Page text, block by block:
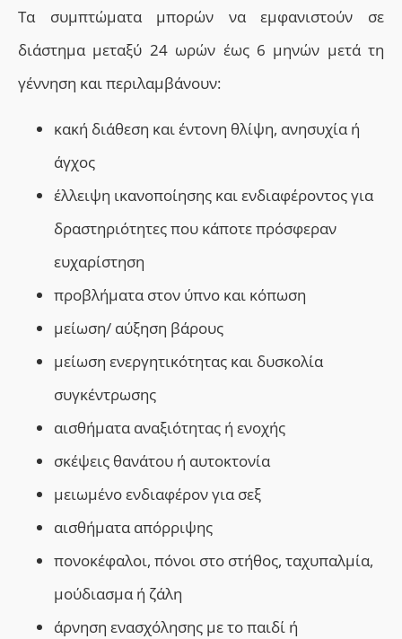
Τα συμπτώματα μπορών να εμφανιστούν σε
διάστημα μεταξύ 24 ωρών έως 6 μηνών μετά τη
γέννηση και περιλαμβάνουν:
κακή διάθεση καιέντονη θλίψη, ανησυχία ή
άγχος
έλλειψη ικανοποίησης και ενδιαφέροντος για
δραστηριότητες που κάποτε πρόσφεραν
ευχαρίστηση
προβλήματα στον ύπνο και κόπωση
μείωση/ αύξηση βάρους
μείωση ενεργητικότητας και δυσκολία
συγκέντρωσης
αισθήματα αναξιότητας ή ενοχής
σκέψεις θανάτου ή αυτοκτονία
μειωμένο ενδιαφέρον για σεξ
αισθήματα απόρριψης
πονοκέφαλοι, πόνοι στο στήθος, ταχυπαλμία,
μούδιασμα ή ζάλη
άρνηση ενασχόλησης με το παιδί ή